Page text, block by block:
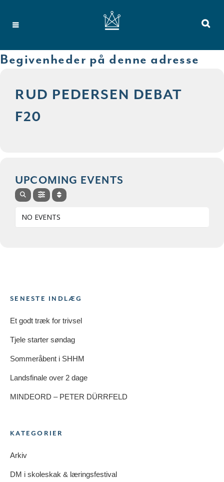
Begivenheder på denne adresse
RUD PEDERSEN DEBAT
F20
UPCOMING EVENTS
NO EVENTS
SENESTE INDLÆG
Et godt træk for trivsel
Tjele starter søndag
Sommeråbent i SHHM
Landsfinale over 2 dage
MINDEORD – PETER DÜRRFELD
KATEGORIER
Arkiv
DM i skoleskak & læringsfestival